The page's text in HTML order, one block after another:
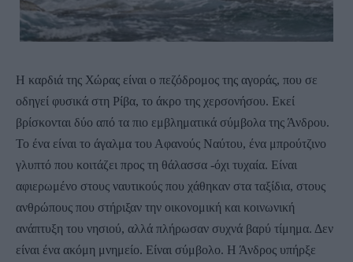
Η καρδιά της Χώρας είναι ο πεζόδρομος της αγοράς, που σε
οδηγεί φυσικά στη Ρίβα, το άκρο της χερσονήσου. Εκεί
βρίσκονται δύο από τα πιο εμβληματικά σύμβολα της Άνδρου.
Το ένα είναι το άγαλμα του Αφανούς Ναύτου, ένα μπρούτζινο
γλυπτό που κοιτάζει προς τη θάλασσα -όχι τυχαία. Είναι
αφιερωμένο στους ναυτικούς που χάθηκαν στα ταξίδια, στους
ανθρώπους που στήριξαν την οικονομική και κοινωνική
ανάπτυξη του νησιού, αλλά πλήρωσαν συχνά βαρύ τίμημα. Δεν
είναι ένα ακόμη μνημείο. Είναι σύμβολο. Η Άνδρος υπήρξε